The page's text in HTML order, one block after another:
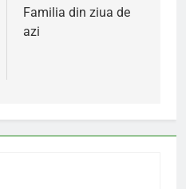
Familia din ziua de
azi